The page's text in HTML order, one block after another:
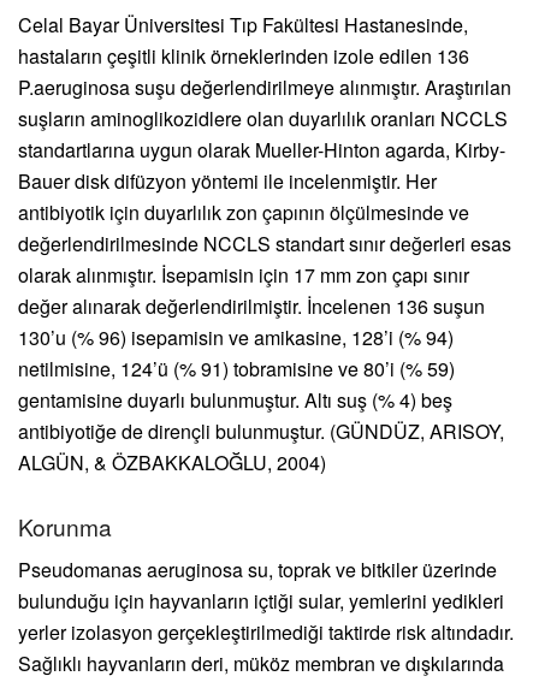
Celal Bayar Üniversitesi Tıp Fakültesi Hastanesinde,
hastaların çeşitli klinik örneklerinden izole edilen 136
P.aeruginosa suşu değerlendirilmeye alınmıştır. Araştırılan
suşların aminoglikozidlere olan duyarlılık oranları NCCLS
standartlarına uygun olarak Mueller-Hinton agarda, Kirby-
Bauer disk difüzyon yöntemi ile incelenmiştir. Her
antibiyotik için duyarlılık zon çapının ölçülmesinde ve
değerlendirilmesinde NCCLS standart sınır değerleri esas
olarak alınmıştır. İsepamisin için 17 mm zon çapı sınır
değer alınarak değerlendirilmiştir. İncelenen 136 suşun
130’u (% 96) isepamisin ve amikasine, 128’i (% 94)
netilmisine, 124’ü (% 91) tobramisine ve 80’i (% 59)
gentamisine duyarlı bulunmuştur. Altı suş (% 4) beş
antibiyotiğe de dirençli bulunmuştur. (GÜNDÜZ, ARISOY,
ALGÜN, & ÖZBAKKALOĞLU, 2004)
Korunma
Pseudomanas aeruginosa su, toprak ve bitkiler üzerinde
bulunduğu için hayvanların içtiği sular, yemlerini yedikleri
yerler izolasyon gerçekleştirilmediği taktirde risk altındadır.
Sağlıklı hayvanların deri, müköz membran ve dışkılarında